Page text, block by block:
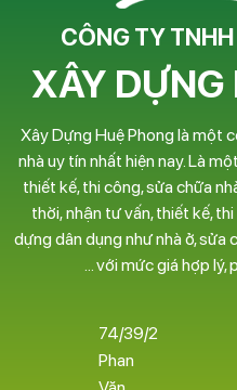
CÔNG TY
XÂY DỰNG
Xây Dựng Huệ Phong là một
nhà uy tín nhất hiện nay. Là
thiết kế, thi công, sửa chữa
thời, nhận tư vấn, thiết kế,
dựng dân dụng như nhà ở, sửa
… với mức giá hợp lý,
74/39/2
Phan